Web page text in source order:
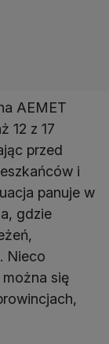
AEMET
12 z 17
przed
i
panuje w
gdzie
Nieco
się